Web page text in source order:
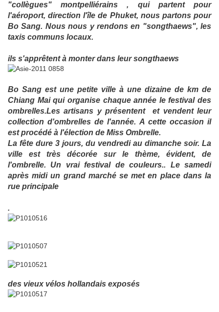
"collègues" montpelliérains , qui partent pour
l'aéroport, direction l'île de Phuket, nous partons pour
Bo Sang. Nous nous y rendons en "songthaews", les
taxis communs locaux.
ils s'apprêtent à monter dans leur songthaews
Bo Sang est une petite ville à une dizaine de km de
Chiang Mai qui organise chaque année le festival des
ombrelles.Les artisans y présentent et vendent leur
collection d'ombrelles de l'année. A cette occasion il
est procédé à l'élection de Miss Ombrelle.
La fête dure 3 jours, du vendredi au dimanche soir. La
ville est très décorée sur le thème, évident, de
l'ombrelle. Un vrai festival de couleurs.. Le samedi
après midi un grand marché se met en place dans la
rue principale
.
des vieux vélos hollandais exposés